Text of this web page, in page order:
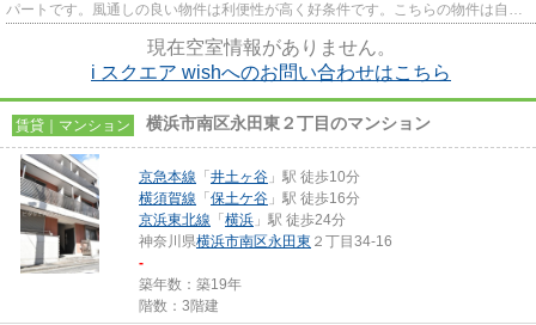
パートです。風通しの良い物件は利便性が高く好条件です。こちらの物件は自走
現在空室情報がありません。
i スクエア wishへのお問い合わせはこちら
賃貸｜マンション 横浜市南区永田東２丁目のマンション
京急本線 「 井土ヶ谷 」駅 徒歩10分
横須賀線 「 保土ケ谷 」駅 徒歩16分
京浜東北線 「 横浜 」駅 徒歩24分
神奈川県横浜市南区永田東 ２丁目34-16
-
築年数：築19年
階数：3階建